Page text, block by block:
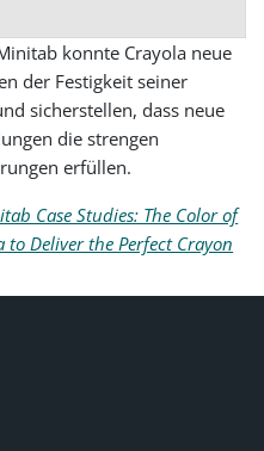
konnte Crayola neue
der Festigkeit seiner
sicherstellen, dass neue
die strengen
erfüllen.
Case Studies: The Color of
to Deliver the Perfect Crayon